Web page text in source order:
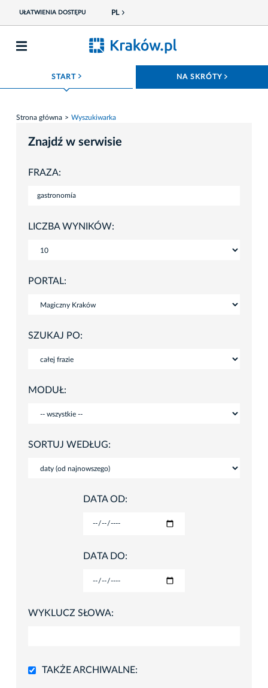
UŁATWIENIA DOSTĘPU PL
START ROZWIŃ MENU NA SKRÓTY
Strona główna Wyszukiwarka
Znajdź w serwisie
FRAZA:
LICZBA WYNIKÓW:
PORTAL:
SZUKAJ PO:
MODUŁ:
SORTUJ WEDŁUG:
DATA OD:
DATA DO:
WYKLUCZ SŁOWA:
TAKŻE ARCHIWALNE: